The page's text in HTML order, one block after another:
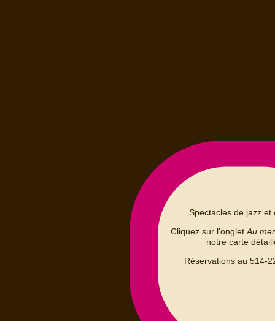
Spectacles de jazz et
Cliquez sur l'onglet Au
notre carte
Réservations au 514-